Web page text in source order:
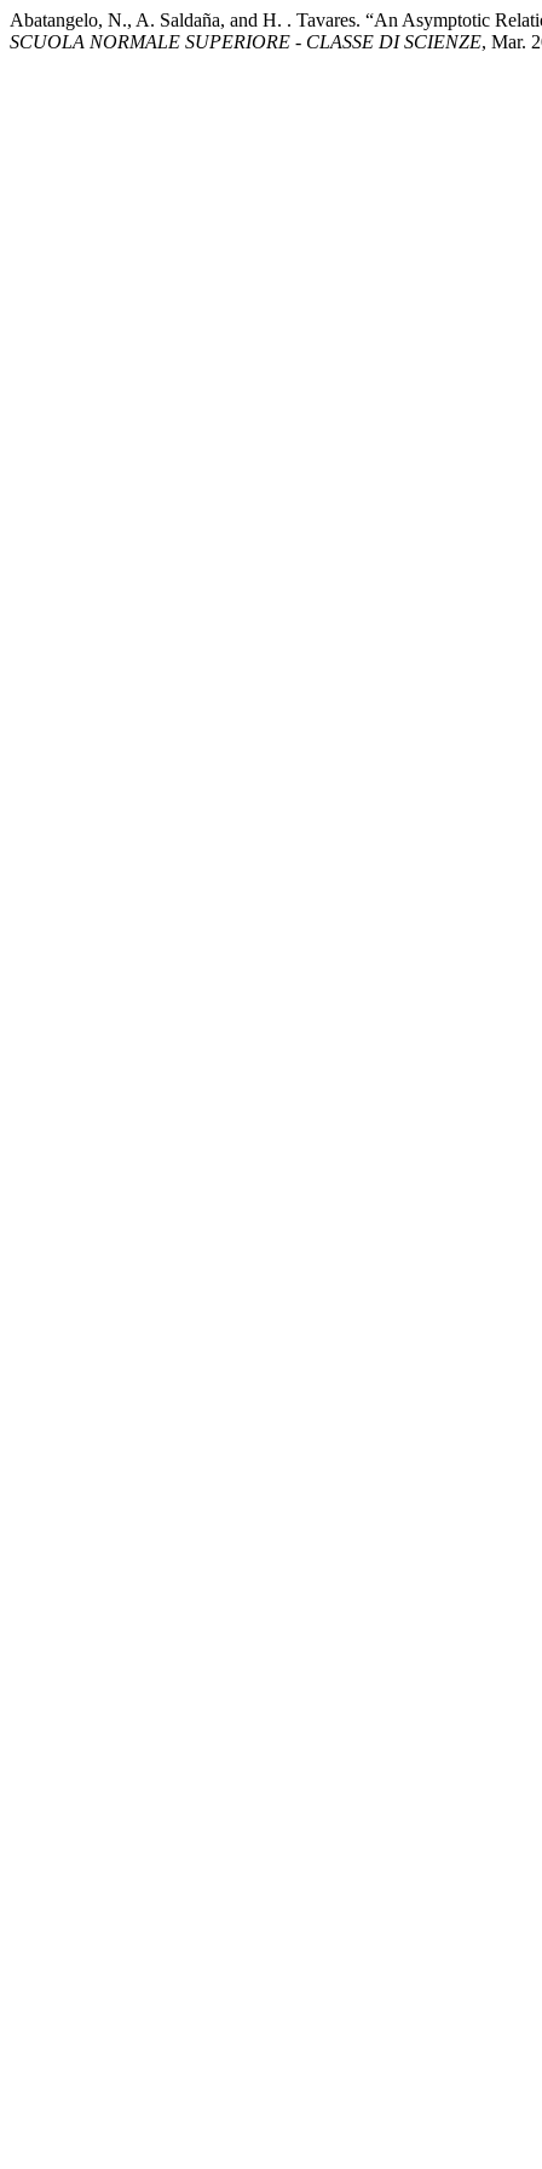
Abatangelo, N., A. Saldaña, and H. . Tavares. “An Asymptotic
SCUOLA NORMALE SUPERIORE - CLASSE DI SCIENZE, Mar.